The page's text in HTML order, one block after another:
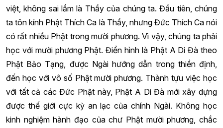
việt, không sai lầm là Thầy của chúng ta. Đầu tiên, chúng
ta tôn kính Phật Thích Ca là Thầy, nhưng Đức Thích Ca nói
có rất nhiều Phật trong mười phương. Vì vậy, chúng ta phải
học với mười phương Phật. Điển hình là Phật A Di Đà theo
Phật Bảo Tạng, được Ngài hướng dẫn trong thiền định,
đến học với vô số Phật mười phương. Thành tựu việc học
với tất cả các Đức Phật này, Phật A Di Đà mới xây dựng
được thế giới cực kỳ an lạc của chính Ngài. Không học
kinh nghiệm hành đạo của chư Phật mười phương, chắc